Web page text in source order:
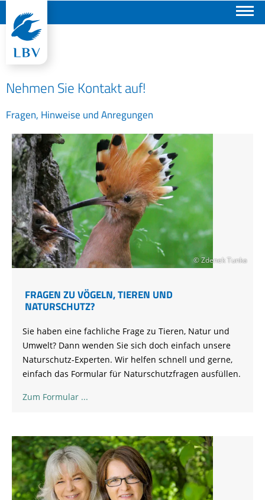
Nehmen Sie Kontakt auf!
Fragen, Hinweise und Anregungen
© Zdenek Tunka
FRAGEN ZU VÖGELN, TIEREN UND
NATURSCHUTZ?
Sie haben eine fachliche Frage zu Tieren, Natur und
Umwelt? Dann wenden Sie sich doch einfach unsere
Naturschutz-Experten. Wir helfen schnell und gerne,
einfach das Formular für Naturschutzfragen ausfüllen.
Zum Formular